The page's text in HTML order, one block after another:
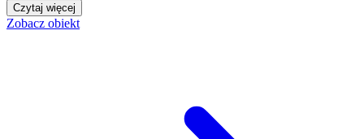
Czytaj więcej
Zobacz obiekt